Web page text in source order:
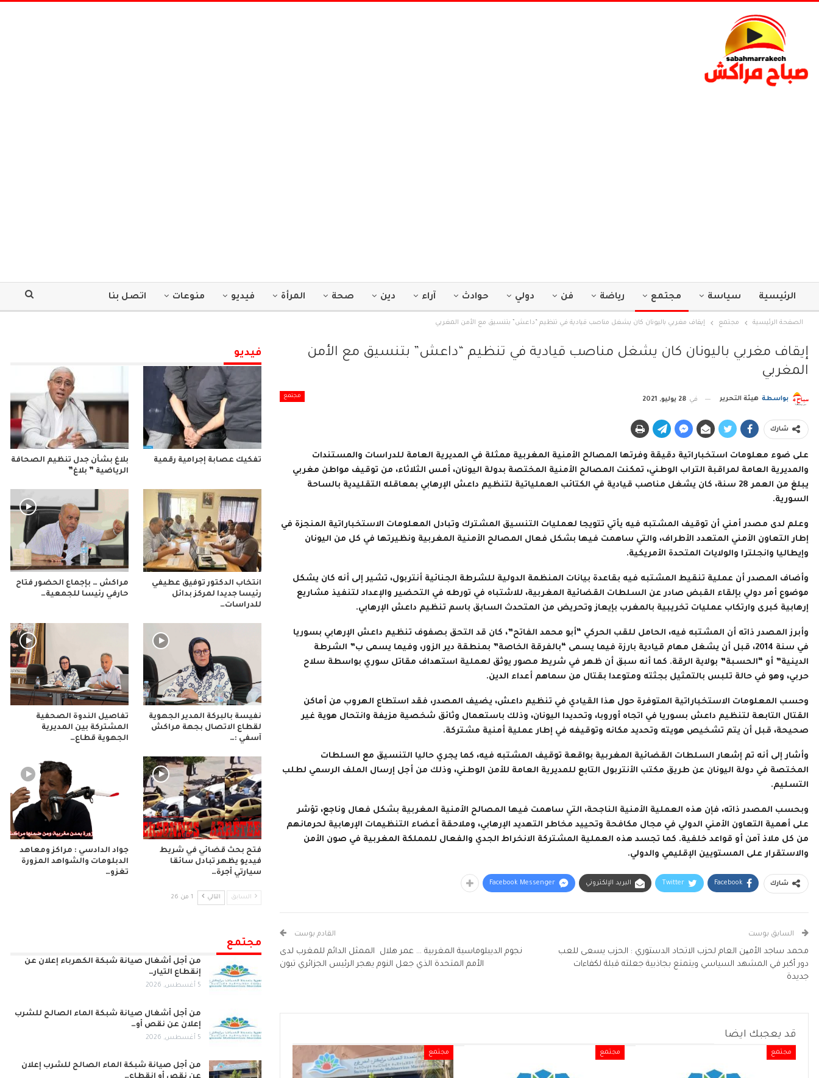
الرئيسية سياسة مجتمع رياضة فن دولي حوادث آراء دين صحة المرأة فيديو منوعات اتصل بنا
الصفحة الرئيسية مجتمع إيقاف مغربي باليونان كان يشغل مناصب قيادية في تنظيم “داعش” بتنسيق مع الأمن المغربي
إيقاف مغربي باليونان كان يشغل مناصب قيادية في تنظيم “داعش” بتنسيق مع الأمن
المغربي
مجتمع بواسطة هيئة التحرير في 28 يوليو, 2021
شارك
على ضوء معلومات استخباراتية دقيقة وفرتها المصالح الأمنية المغربية ممثلة في المديرية العامة للدراسات والمستندات
والمديرية العامة لمراقبة التراب الوطني، تمكنت المصالح الأمنية المختصة بدولة اليونان، أمس الثلاثاء، من توقيف مواطن مغربي
يبلغ من العمر 28 سنة، كان يشغل مناصب قيادية في الكتائب العملياتية لتنظيم داعش الإرهابي بمعاقله التقليدية بالساحة
السورية.
وعلم لدى مصدر أمني أن توقيف المشتبه فيه يأتي تتويجا لعمليات التنسيق المشترك وتبادل المعلومات الاستخباراتية المنجزة في
إطار التعاون الأمني المتعدد الأطراف، والتي ساهمت فيها بشكل فعال المصالح الأمنية المغربية ونظيرتها في كل من اليونان
وإيطاليا وانجلترا والولايات المتحدة الأمريكية.
وأضاف المصدر أن عملية تنقيط المشتبه فيه بقاعدة بيانات المنظمة الدولية للشرطة الجنائية أنتربول، تشير إلى أنه كان يشكل
موضوع أمر دولي بإلقاء القبض صادر عن السلطات القضائية المغربية، للاشتباه في تورطه في التحضير والإعداد لتنفيذ مشاريع
إرهابية كبرى وارتكاب عمليات تخريبية بالمغرب بإيعاز وتحريض من المتحدث السابق باسم تنظيم داعش الإرهابي.
وأبرز المصدر ذاته أن المشتبه فيه، الحامل للقب الحركي “أبو محمد الفاتح”، كان قد التحق بصفوف تنظيم داعش الإرهابي بسوريا
في سنة 2014، قبل أن يشغل مهام قيادية بارزة فيما يسمى “بالفرقة الخاصة” بمنطقة دير الزور، وفيما يسمى ب” الشرطة
الدينية” أو “الحسبة” بولاية الرقة. كما أنه سبق أن ظهر في شريط مصور يوثق لعملية استهداف مقاتل سوري بواسطة سلاح
حربي، وهو في حالة تلبس بالتمثيل بجثته ومتوعدا بقتال من سماهم أعداء الدين.
وحسب المعلومات الاستخباراتية المتوفرة حول هذا القيادي في تنظيم داعش، يضيف المصدر، فقد استطاع الهروب من أماكن
القتال التابعة لتنظيم داعش بسوريا في اتجاه أوروبا، وتحديدا اليونان، وذلك باستعمال وثائق شخصية مزيفة وانتحال هوية غير
صحيحة، قبل أن يتم تشخيص هويته وتحديد مكانه وتوقيفه في إطار عملية أمنية مشتركة.
وأشار إلى أنه تم إشعار السلطات القضائية المغربية بواقعة توقيف المشتبه فيه، كما يجري حاليا التنسيق مع السلطات
المختصة في دولة اليونان عن طريق مكتب الأنتربول التابع للمديرية العامة للأمن الوطني، وذلك من أجل إرسال الملف الرسمي لطلب
التسليم.
وبحسب المصدر ذاته، فإن هذه العملية الأمنية الناجحة، التي ساهمت فيها المصالح الأمنية المغربية بشكل فعال وناجع، تؤشر
على أهمية التعاون الأمني الدولي في مجال مكافحة وتحييد مخاطر التهديد الإرهابي، وملاحقة أعضاء التنظيمات الإرهابية لحرمانهم
من كل ملاذ آمن أو قواعد خلفية. كما تجسد هذه العملية المشتركة الانخراط الجدي والفعال للمملكة المغربية في صون الأمن
والاستقرار على المستويين الإقليمي والدولي.
شارك Facebook
Twitter البريد الإلكتروني Facebook Messenger
السابق بوست
محمد ساجد الأمین العام لحزب الاتحاد الدستوري : الحزب يسعى للعب
دور أكبر في المشهد السياسي ويتمتع بجاذبية جعلته قبلة لكفاءات
جديدة
القادم بوست
نجوم الديبلوماسية المغربية … عمر هلال الممثل الدائم للمغرب لدى
الأمم المتحدة الذي جعل النوم يهجر الرئيس الجزائري تبون
قد يعجبك ايضا
مجتمع مجتمع مجتمع
فيديو
تفكيك عصابة إجرامية رقمية
بلاغ بشأن جدل تنظيم الصحافة
الرياضية ” بلاغ”
انتخاب الدكتور توفيق عطيفي
رئيسا جديدا لمركز بدائل
للدراسات…
مراكش … بإجماع الحضور فتاح
حارفي رئيسا للجمعية…
نفيسة بالبركة المدير الجهوية
لقطاع الاتصال بجهة مراكش
آسفي :…
تفاصيل الندوة الصحفية
المشتركة بين المديرية
الجهوية قطاع…
فتح بحث قضائي في شريط
فيديو يظهر تبادل سائقا
سيارتي أجرة…
جواد الدادسي : مراكز ومعاهد
الدبلومات والشواهد المزورة
تغزو…
السابق التالي 1 من 26
مجتمع
من أجل أشغال صيانة شبكة الكهرباء إعلان عن
إنقطاع التيار…
5 أغسطس, 2026
من أجل أشغال صيانة شبكة الماء الصالح للشرب
إعلان عن نقص أو…
5 أغسطس, 2026
من أجل صيانة شبكة الماء الصالح للشرب إعلان